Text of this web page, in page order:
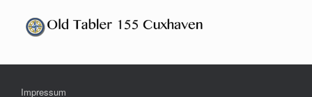
Impressum